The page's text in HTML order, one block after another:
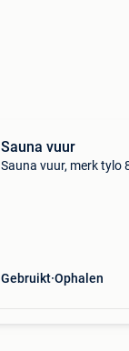
Sauna vuur
Sauna vuur, merk tylo
Gebruikt Ophalen